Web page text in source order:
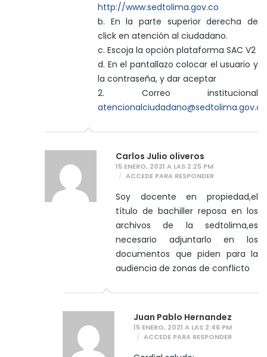
http://www.sedtolima.gov.co
b. En la parte superior derecha de
click en atención al ciudadano.
c. Escoja la opción plataforma SAC V2
d. En el pantallazo colocar el usuario y
la contraseña, y dar aceptar
2. Correo institucional
atencionalciudadano@sedtolima.gov.co
Carlos Julio oliveros
15 ENERO, 2021 A LAS 2:25 PM
ACCEDE PARA RESPONDER
Soy docente en propiedad,el
título de bachiller reposa en los
archivos de la sedtolima,es
necesario adjuntarlo en los
documentos que piden para la
audiencia de zonas de conflicto
Juan Pablo Hernandez
15 ENERO, 2021 A LAS 2:46 PM
ACCEDE PARA RESPONDER